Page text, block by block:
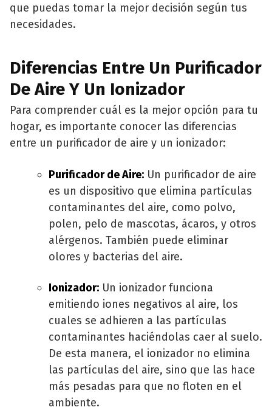
que puedas tomar la mejor decisión según tus
necesidades.
Diferencias Entre Un Purificador
De Aire Y Un Ionizador
Para comprender cuál es la mejor opción para tu
hogar, es importante conocer las diferencias
entre un purificador de aire y un ionizador:
Purificador de Aire: Un purificador de aire
es un dispositivo que elimina partículas
contaminantes del aire, como polvo,
polen, pelo de mascotas, ácaros, y otros
alérgenos. También puede eliminar
olores y bacterias del aire.
Ionizador: Un ionizador funciona
emitiendo iones negativos al aire, los
cuales se adhieren a las partículas
contaminantes haciéndolas caer al suelo.
De esta manera, el ionizador no elimina
las partículas del aire, sino que las hace
más pesadas para que no floten en el
ambiente.